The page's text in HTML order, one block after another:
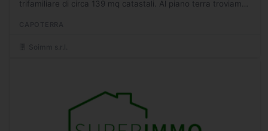
trifamiliare di circa 139 mq catastali. Al piano terra troviamo